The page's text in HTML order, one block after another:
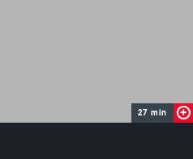
27 min